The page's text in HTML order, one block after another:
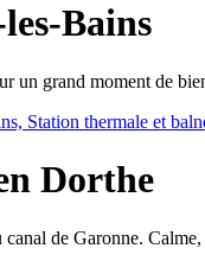
Bains
un grand moment de
Dorthe
canal de Garonne.